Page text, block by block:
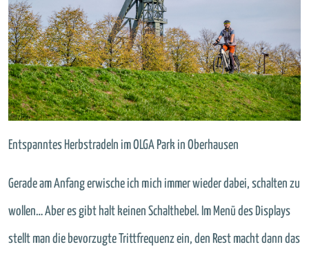
Entspanntes Herbstradeln im OLGA Park in Oberhausen
Gerade am Anfang erwische ich mich immer wieder dabei, schalten zu
wollen… Aber es gibt halt keinen Schalthebel. Im Menü des Displays
stellt man die bevorzugte Trittfrequenz ein, den Rest macht dann das